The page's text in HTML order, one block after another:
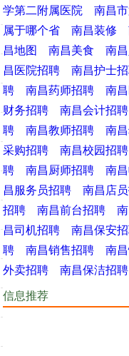
学第二附属医院
南昌
属于哪个省
南昌装修
昌地图
南昌美食 南
昌医院招聘
南昌护士
聘
南昌药师招聘 南
财务招聘
南昌会计招聘
聘
南昌教师招聘 南
采购招聘
南昌校园招聘
聘
南昌厨师招聘 南
昌服务员招聘
南昌店
招聘
南昌前台招聘
昌司机招聘
南昌保安
聘
南昌销售招聘 南
外卖招聘
南昌保洁招聘
信息推荐